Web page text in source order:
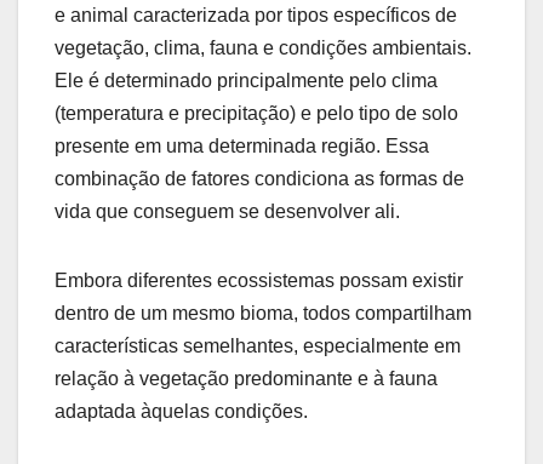
e animal caracterizada por tipos específicos de
vegetação, clima, fauna e condições ambientais.
Ele é determinado principalmente pelo clima
(temperatura e precipitação) e pelo tipo de solo
presente em uma determinada região. Essa
combinação de fatores condiciona as formas de
vida que conseguem se desenvolver ali.
Embora diferentes ecossistemas possam existir
dentro de um mesmo bioma, todos compartilham
características semelhantes, especialmente em
relação à vegetação predominante e à fauna
adaptada àquelas condições.